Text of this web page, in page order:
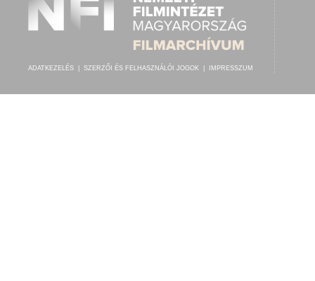
ADATKEZELÉS SZERZŐI ÉS FELHASZNÁLÓI JOGOK IMPRESSZUM